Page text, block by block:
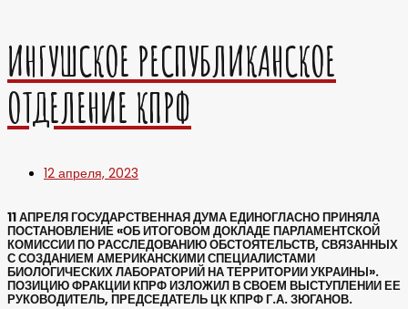
ИНГУШСКОЕ РЕСПУБЛИКАНСКОЕ
ОТДЕЛЕНИЕ КПРФ
12 апреля, 2023
11 АПРЕЛЯ ГОСУДАРСТВЕННАЯ ДУМА ЕДИНОГЛАСНО ПРИНЯЛА
ПОСТАНОВЛЕНИЕ «ОБ ИТОГОВОМ ДОКЛАДЕ ПАРЛАМЕНТСКОЙ
КОМИССИИ ПО РАССЛЕДОВАНИЮ ОБСТОЯТЕЛЬСТВ, СВЯЗАННЫХ
С СОЗДАНИЕМ АМЕРИКАНСКИМИ СПЕЦИАЛИСТАМИ
БИОЛОГИЧЕСКИХ ЛАБОРАТОРИЙ НА ТЕРРИТОРИИ УКРАИНЫ».
ПОЗИЦИЮ ФРАКЦИИ КПРФ ИЗЛОЖИЛ В СВОЕМ ВЫСТУПЛЕНИИ ЕЕ
РУКОВОДИТЕЛЬ, ПРЕДСЕДАТЕЛЬ ЦК КПРФ Г.А. ЗЮГАНОВ.